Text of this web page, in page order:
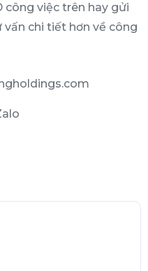
công việc trên hay gửi
chi tiết hơn về công